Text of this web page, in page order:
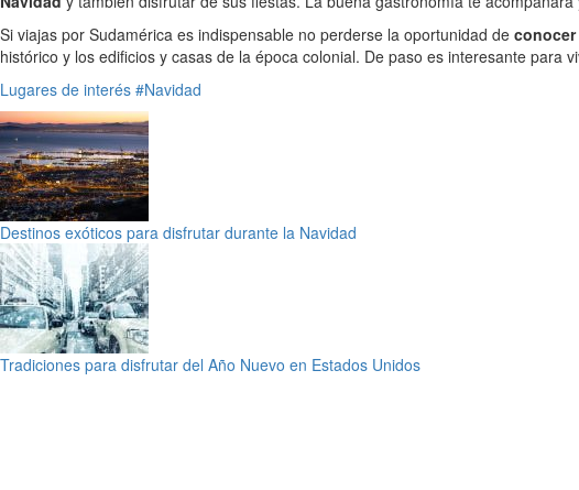
Si viajas por Sudamérica es indispensable no perderse la oportunidad de conocer
histórico y los edificios y casas de la época colonial. De paso es interesante
Lugares de interés #Navidad
Destinos exóticos para disfrutar durante la Navidad
Tradiciones para disfrutar del Año Nuevo en Estados Unidos